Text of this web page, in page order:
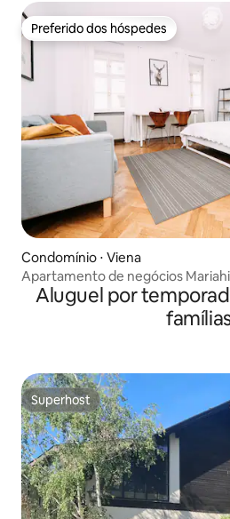
Preferido dos hóspedes
Preferido dos hóspedes
Condomínio ⋅ Viena
Apartamento de negócios
Aluguel por
Superhost
Superhost